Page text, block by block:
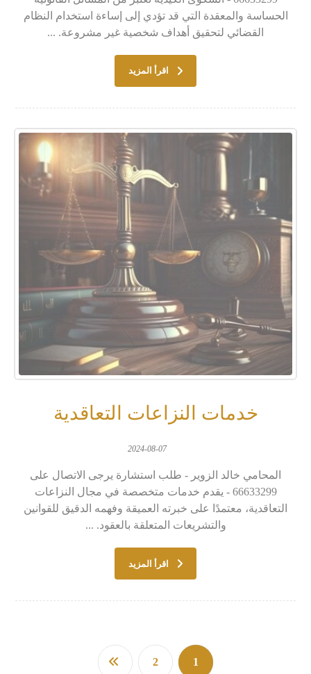
الحساسة والمعقدة التي قد تؤدي إلى إساءة استخدام النظام
القضائي لتحقيق أهداف شخصية غير مشروعة. ...
اقرأ المزيد
خدمات النزاعات التعاقدية
2024-08-07
المحامي خالد الزوير - طلب استشارة يرجى الاتصال على
66633299 - يقدم خدمات متخصصة في مجال النزاعات
التعاقدية، معتمدًا على خبرته العميقة وفهمه الدقيق للقوانين
والتشريعات المتعلقة بالعقود. ...
اقرأ المزيد
1
2